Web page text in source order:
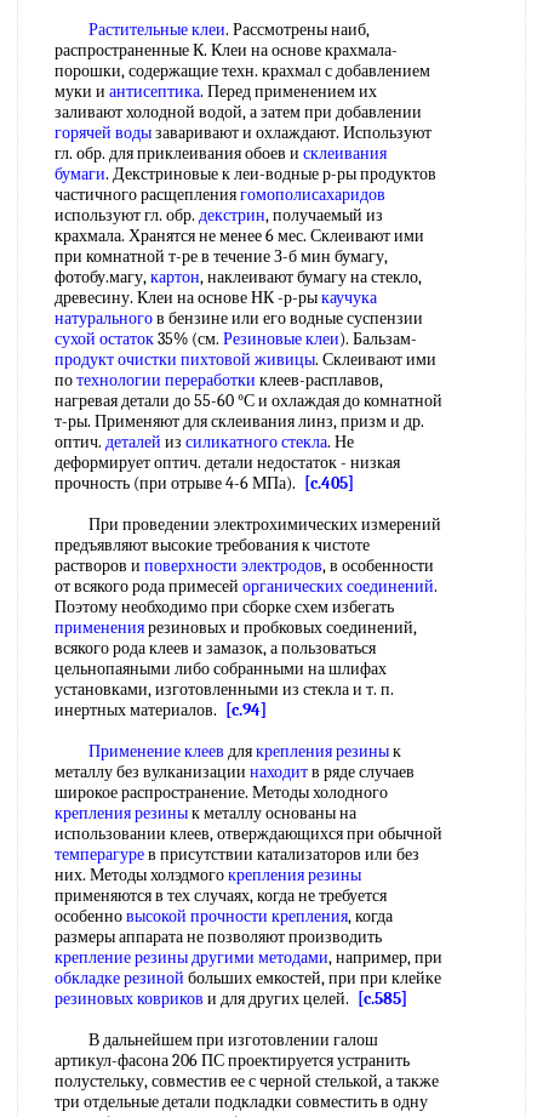
Растительные клеи. Рассмотрены наиб,
распространенные К. Клеи на основе крахмала-
порошки, содержащие техн. крахмал с добавлением
муки и антисептика. Перед применением их
заливают холодной водой, а затем при добавлении
горячей водызаваривают и охлаждают. Используют
гл. обр. для приклеивания обоев и склеивания
бумаги. Декстриновые к леи-водные р-ры продуктов
частичного расщеплениягомополисахаридов
используют гл. обр. декстрин, получаемый из
крахмала. Хранятся не менее 6 мес. Склеивают ими
при комнатной т-ре в течение З-б мин бумагу,
фотобу.магу,картон, наклеивают бумагу на стекло,
древесину. Клеи на основе НК -р-рыкаучука
натуральногов бензине или его водные суспензии
сухой остаток35% (см. Резиновые клеи). Бальзам-
продукт очистки пихтовой живицы. Склеивают ими
потехнологии переработки клеев-расплавов,
нагревая детали до 55-60 °С и охлаждая до комнатной
т-ры. Применяют для склеивания линз, призм и др.
оптич. деталей из силикатного стекла. Не
деформирует оптич. детали недостаток - низкая
прочность (при отрыве 4-6 МПа).
[c.405]
При проведении электрохимических измерений
предъявляют высокие требования к чистоте
растворов и поверхности электродов, в особенности
от всякого рода примесей органических соединений.
Поэтому необходимо при сборке схем избегать
применениярезиновых и пробковых соединений,
всякого рода клеев и замазок, а пользоваться
цельнопаяными либо собранными на шлифах
установками, изготовленными из стекла и т. п.
инертных материалов.
[c.94]
Применение клеев длякрепления резинык
металлу без вулканизации находитв ряде случаев
широкое распространение. Методы холодного
крепления резинык металлу основаны на
использовании клеев, отверждающихся при обычной
темперагурев присутствии катализаторов или без
них. Методы холэдмогокрепления резины
применяются в тех случаях, когда не требуется
особенновысокой прочности крепления, когда
размеры аппарата не позволяют производить
крепление резиныдругими методами, например, при
обкладке резиной больших емкостей, при при клейке
резиновых ковриков и для других целей.
[c.585]
В дальнейшем при изготовлении галош
артикул-фасона 206 ПС проектируется устранить
полустельку, совместив ее с черной стелькой, а также
три отдельные детали подкладки совместить в одну